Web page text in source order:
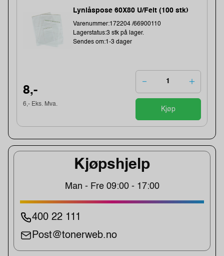
Kjøpshjelp
Man - Fre 09:00 - 17:00
400 22 111
Post@tonerweb.no
Lynlåspose 60X80 U/Felt (100 stk)
Varenummer:172204 /66900110
Lagerstatus:3 stk på lager.
Sendes om:1-3 dager
8,-
6,- Eks. Mva.
Kjøp